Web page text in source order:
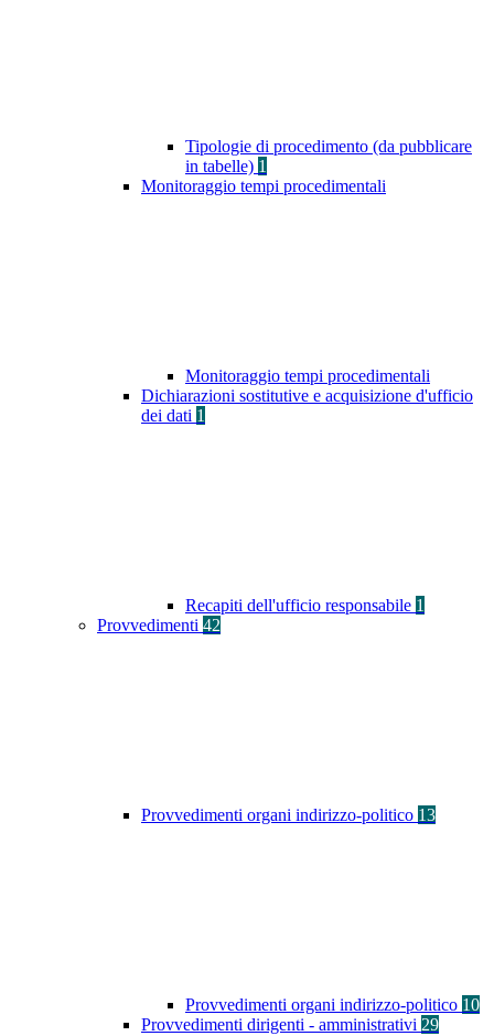
Tipologie di procedimento (da pubblicare
in tabelle) 1
Monitoraggio tempi procedimentali
Monitoraggio tempi procedimentali
Dichiarazioni sostitutive e acquisizione d'ufficio
dei dati 1
Recapiti dell'ufficio responsabile 1
Provvedimenti 42
Provvedimenti organi indirizzo-politico 13
Provvedimenti organi indirizzo-politico 10
Provvedimenti dirigenti - amministrativi 29